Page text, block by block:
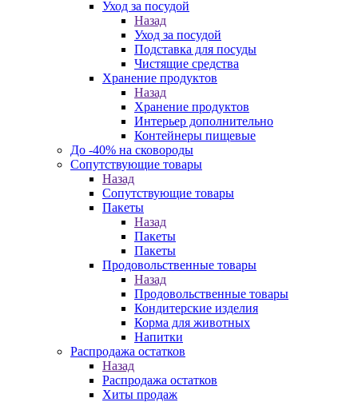
Уход за посудой
Назад
Уход за посудой
Подставка для посуды
Чистящие средства
Хранение продуктов
Назад
Хранение продуктов
Интерьер дополнительно
Контейнеры пищевые
До -40% на сковороды
Сопутствующие товары
Назад
Сопутствующие товары
Пакеты
Назад
Пакеты
Пакеты
Продовольственные товары
Назад
Продовольственные товары
Кондитерские изделия
Корма для животных
Напитки
Распродажа остатков
Назад
Распродажа остатков
Хиты продаж